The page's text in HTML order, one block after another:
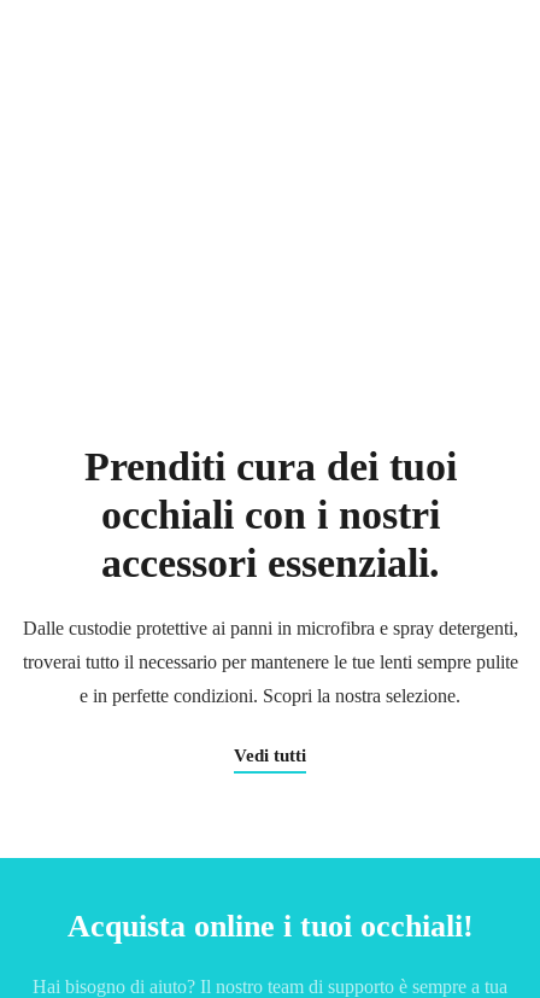
Prenditi cura dei tuoi
occhiali con i nostri
accessori essenziali.
Dalle custodie protettive ai panni in microfibra e spray detergenti,
troverai tutto il necessario per mantenere le tue lenti sempre pulite
e in perfette condizioni. Scopri la nostra selezione.
Vedi tutti
Acquista online i tuoi occhiali!
Hai bisogno di aiuto? Il nostro team di supporto è sempre a tua